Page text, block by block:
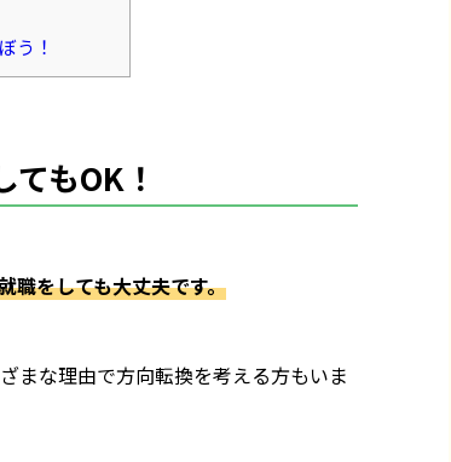
う！
もOK！
職をしても大丈夫です。
まな理由で方向転換を考える方もいま